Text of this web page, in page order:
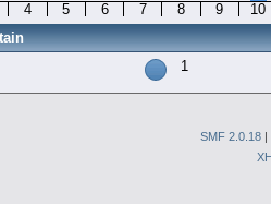
4 5 6 7 8 9
10
1
SMF 2.0.18 |